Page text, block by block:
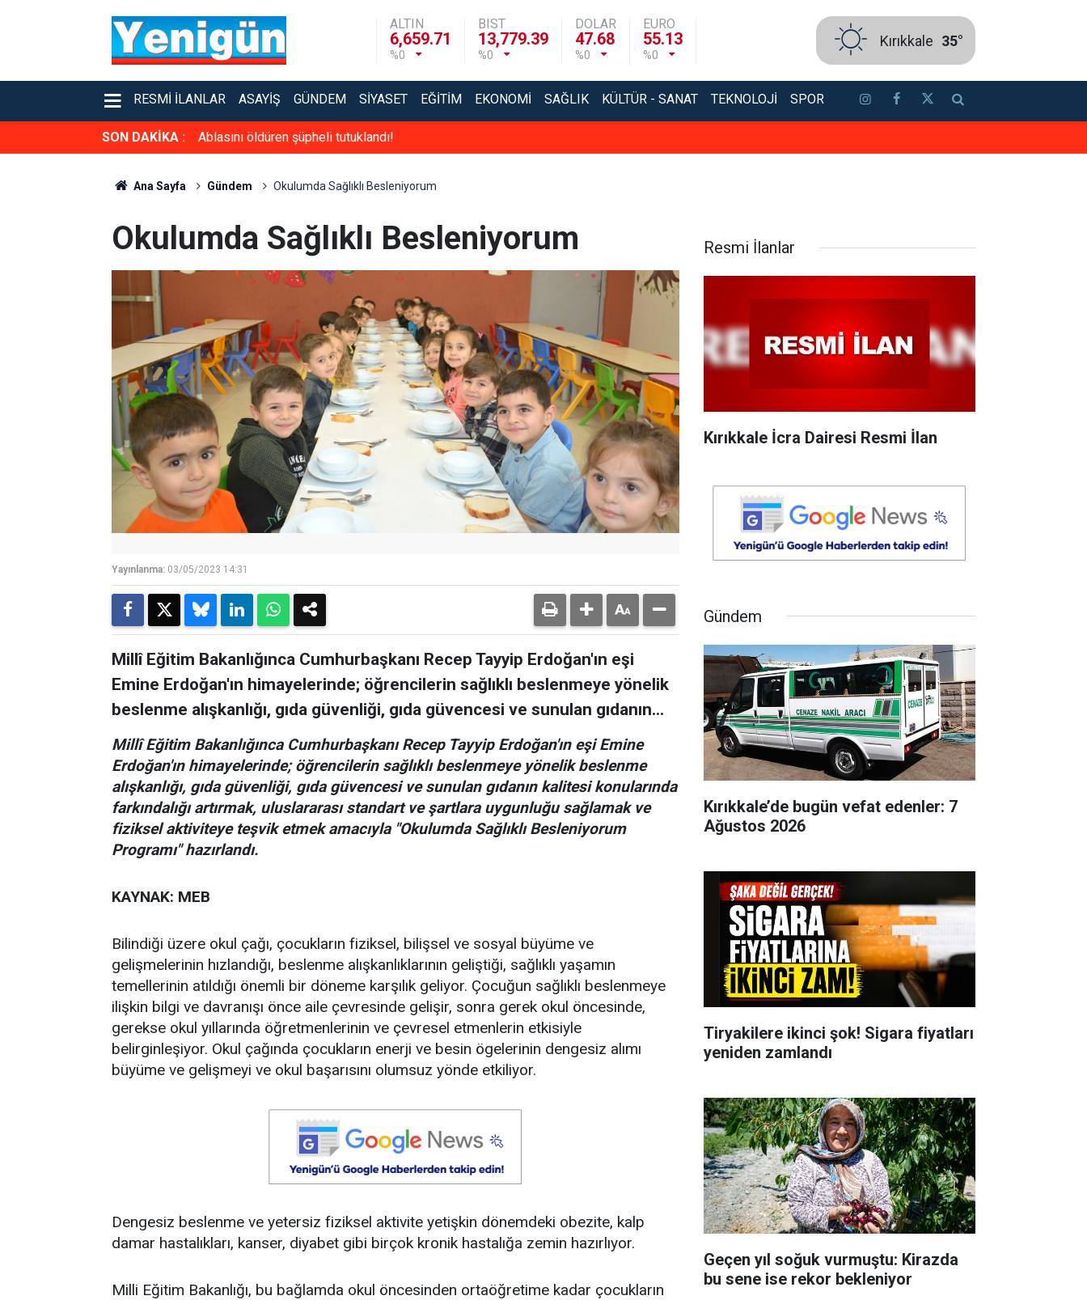
ALTIN
6,659.71
%0
BIST
13,779.39
%0
DOLAR
47.68
%0
EURO
55.13
%0
Kırıkkale 35°
RESMI İLANLAR ASAYIŞ GÜNDEM SIYASET EĞITIM EKONOMI SAĞLIK KÜLTÜR - SANAT TEKNOLOJI SPOR
SON DAKİKA : Ablasını öldüren şüpheli tutuklandı!
Ana Sayfa Gündem Okulumda Sağlıklı Besleniyorum
Okulumda Sağlıklı Besleniyorum
Yayınlanma: 03/05/2023 14:31
Millî Eğitim Bakanlığınca Cumhurbaşkanı Recep Tayyip Erdoğan'ın eşi
Emine Erdoğan'ın himayelerinde; öğrencilerin sağlıklı beslenmeye yönelik
beslenme alışkanlığı, gıda güvenliği, gıda güvencesi ve sunulan gıdanın...
Millî Eğitim Bakanlığınca Cumhurbaşkanı Recep Tayyip Erdoğan'ın eşi Emine
Erdoğan'ın himayelerinde; öğrencilerin sağlıklı beslenmeye yönelik beslenme
alışkanlığı, gıda güvenliği, gıda güvencesi ve sunulan gıdanın kalitesi konularında
farkındalığı artırmak, uluslararası standart ve şartlara uygunluğu sağlamak ve
fiziksel aktiviteye teşvik etmek amacıyla "Okulumda Sağlıklı Besleniyorum
Programı" hazırlandı.
KAYNAK: MEB
Bilindiği üzere okul çağı, çocukların fiziksel, bilişsel ve sosyal büyüme ve
gelişmelerinin hızlandığı, beslenme alışkanlıklarının geliştiği, sağlıklı yaşamın
temellerinin atıldığı önemli bir döneme karşılık geliyor. Çocuğun sağlıklı beslenmeye
ilişkin bilgi ve davranışı önce aile çevresinde gelişir, sonra gerek okul öncesinde,
gerekse okul yıllarında öğretmenlerinin ve çevresel etmenlerin etkisiyle
belirginleşiyor. Okul çağında çocukların enerji ve besin ögelerinin dengesiz alımı
büyüme ve gelişmeyi ve okul başarısını olumsuz yönde etkiliyor.
Dengesiz beslenme ve yetersiz fiziksel aktivite yetişkin dönemdeki obezite, kalp
damar hastalıkları, kanser, diyabet gibi birçok kronik hastalığa zemin hazırlıyor.
Milli Eğitim Bakanlığı, bu bağlamda okul öncesinden ortaöğretime kadar çocukların
Resmi İlanlar
Kırıkkale İcra Dairesi Resmi İlan
Gündem
Kırıkkale’de bugün vefat edenler: 7
Ağustos 2026
Tiryakilere ikinci şok! Sigara fiyatları
yeniden zamlandı
Geçen yıl soğuk vurmuştu: Kirazda
bu sene ise rekor bekleniyor